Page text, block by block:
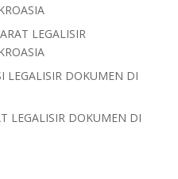
LEGALISIR
LEGALISIR DOKUMEN DI
LEGALISIR DOKUMEN DI